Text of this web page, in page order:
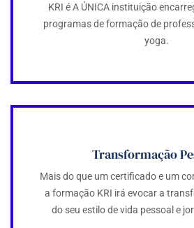
KRI é A ÚNICA instituição
programas de formação de
yoga.
Transformação
Mais do que um certificado e um
a formação KRI irá evocar a
do seu estilo de vida pessoal e